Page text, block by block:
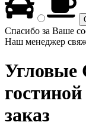
Спасибо за Ваше
Наш менеджер
Угловые
заказ